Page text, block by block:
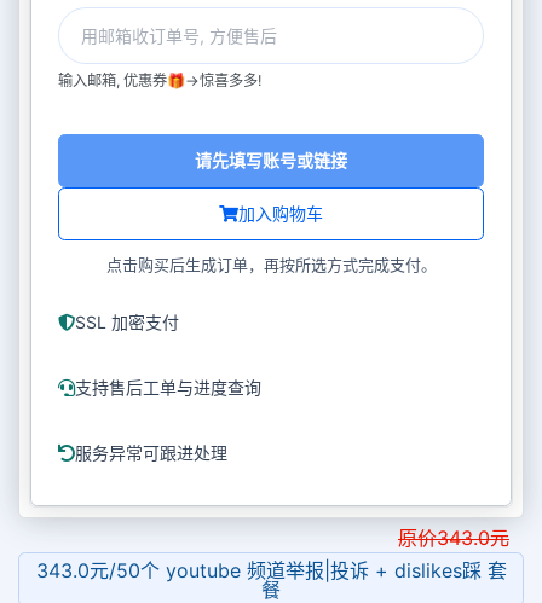
输入邮箱, 优惠券🎁->惊喜多多!
加入购物车
请先填写账号或链接
点击购买后生成订单，再按所选方式完成支付。
SSL 加密支付
支持售后工单与进度查询
服务异常可跟进处理
原价343.0元
343.0元/50个 youtube 频道举报|投诉 + dislikes踩 套
餐